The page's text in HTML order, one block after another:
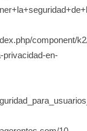
component/
privacidad-en-